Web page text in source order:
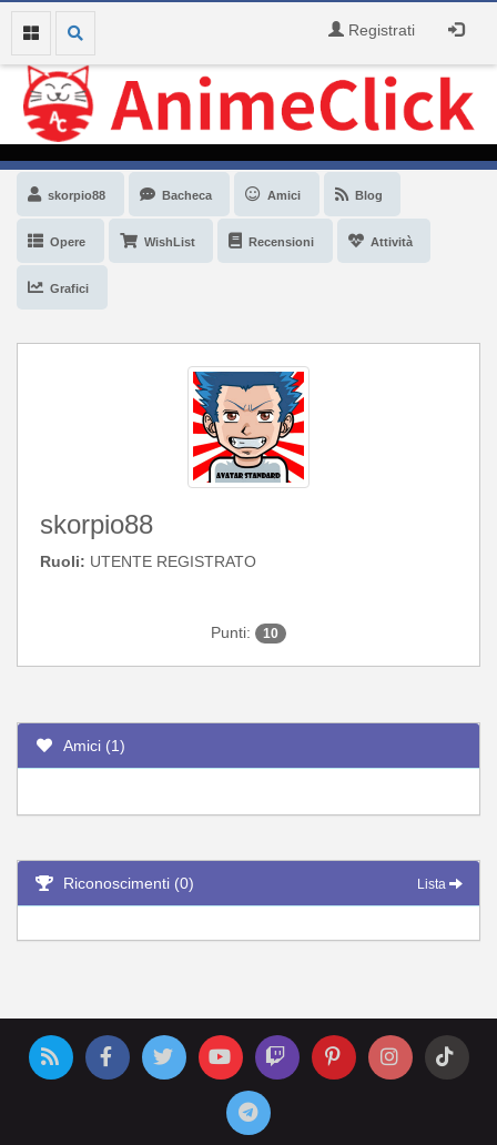
Registrati
skorpio88 Bacheca Amici Blog
Opere WishList Recensioni Attività
Grafici
skorpio88
Ruoli: UTENTE REGISTRATO
Punti: 10
Amici (1)
Riconoscimenti (0) Lista